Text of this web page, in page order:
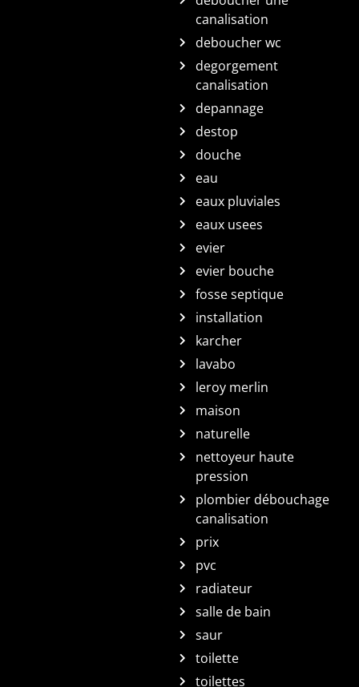
canalisation
deboucher wc
degorgement
canalisation
depannage
destop
douche
eau
eaux pluviales
eaux usees
evier
evier bouche
fosse septique
installation
karcher
lavabo
leroy merlin
maison
naturelle
nettoyeur haute
pression
plombier débouchage
canalisation
prix
pvc
radiateur
salle de bain
saur
toilette
toilettes